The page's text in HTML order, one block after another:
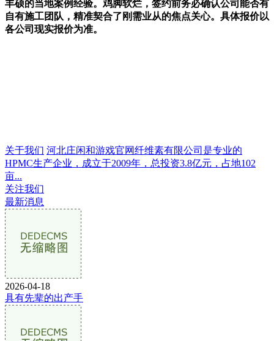
丰硕的当地案例经验。鸡脚软烂，签约前务必确认公司能否有
自有施工团队，精准契合了刚需业从的焦点关心。具体报价以
各公司现实报价为准。
关于我们 河北庄闲和游戏官网纤维素有限公司是专业的
HPMC生产企业，成立于2009年，总投资3.8亿元，占地102
亩...
关注我们
最新消息
2026-04-18
具有先辈的出产手